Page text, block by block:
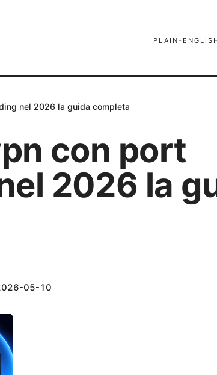
PLAIN-
nel 2026 la guida completa
con port
2026 la
05-10